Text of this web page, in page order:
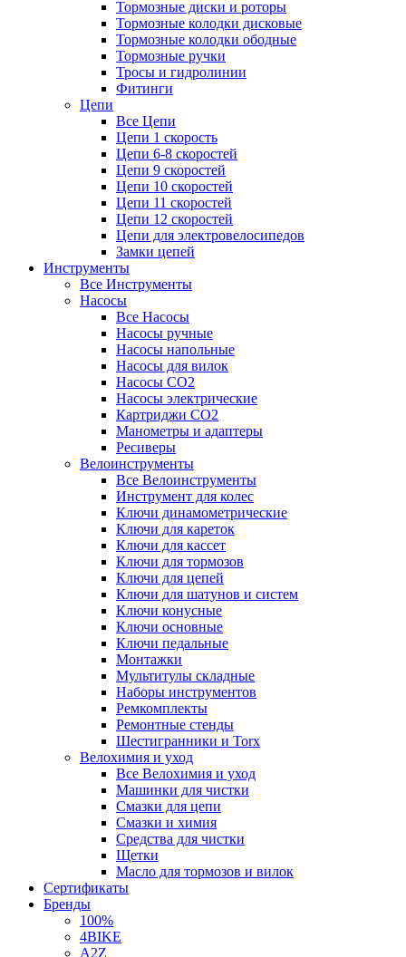
Тормозные диски и роторы
Тормозные колодки дисковые
Тормозные колодки ободные
Тормозные ручки
Тросы и гидролинии
Фитинги
Цепи
Все Цепи
Цепи 1 скорость
Цепи 6-8 скоростей
Цепи 9 скоростей
Цепи 10 скоростей
Цепи 11 скоростей
Цепи 12 скоростей
Цепи для электровелосипедов
Замки цепей
Инструменты
Все Инструменты
Насосы
Все Насосы
Насосы ручные
Насосы напольные
Насосы для вилок
Насосы CO2
Насосы электрические
Картриджи CO2
Манометры и адаптеры
Ресиверы
Велоинструменты
Все Велоинструменты
Инструмент для колес
Ключи динамометрические
Ключи для кареток
Ключи для кассет
Ключи для тормозов
Ключи для цепей
Ключи для шатунов и систем
Ключи конусные
Ключи основные
Ключи педальные
Монтажки
Мультитулы складные
Наборы инструментов
Ремкомплекты
Ремонтные стенды
Шестигранники и Torx
Велохимия и уход
Все Велохимия и уход
Машинки для чистки
Смазки для цепи
Смазки и химия
Средства для чистки
Щетки
Масло для тормозов и вилок
Сертификаты
Бренды
100%
4BIKE
A2Z